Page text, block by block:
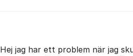
Hej jag har ett problem när jag